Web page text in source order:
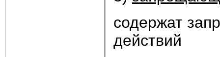
содержат
действий